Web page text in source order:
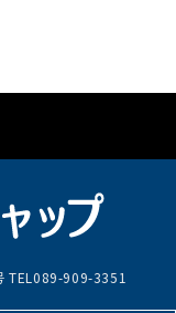
TEL089-909-3351